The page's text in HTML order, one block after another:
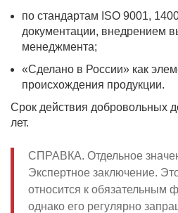
по стандартам ISO 9001,
документации, внедрением
менеджмента;
«Сделано в России» как
происхождения продукции.
Срок действия добровольных
лет.
СПРАВКА. Отдельное
Экспертное заключение.
относится к обязательным
однако его регулярно